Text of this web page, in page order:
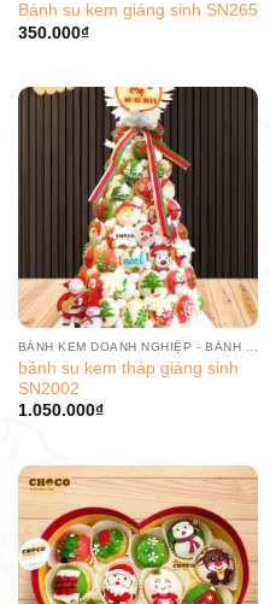
Bánh su kem giáng sinh SN265
350.000₫
BÁNH KEM DOANH NGHIỆP - BÁNH SINH NHẬT CÔNG TY
bánh su kem tháp giáng sinh
SN2002
1.050.000₫